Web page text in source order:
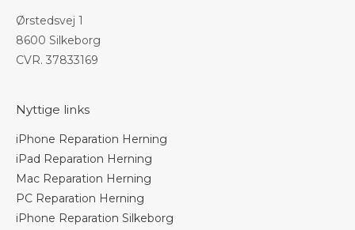
Ørstedsvej 1
8600 Silkeborg
CVR. 37833169
Nyttige links
iPhone Reparation Herning
iPad Reparation Herning
Mac Reparation Herning
PC Reparation Herning
iPhone Reparation Silkeborg